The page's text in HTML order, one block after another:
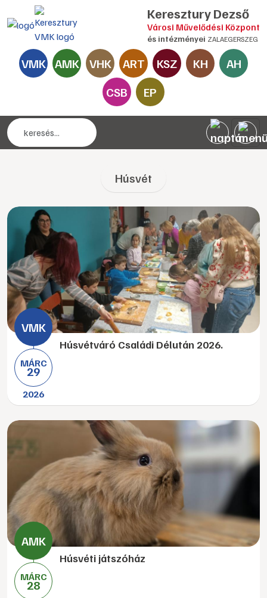
Keresztury Dezső
Városi Művelődési Központ
és intézményei ZALAEGERSZEG
VMK AMK VHK ART KSZ KH
AH
CSB
EP
Húsvét
MÁRC
29
2026
Húsvétváró Családi Délután 2026.
MÁRC
28
Húsvéti játszóház